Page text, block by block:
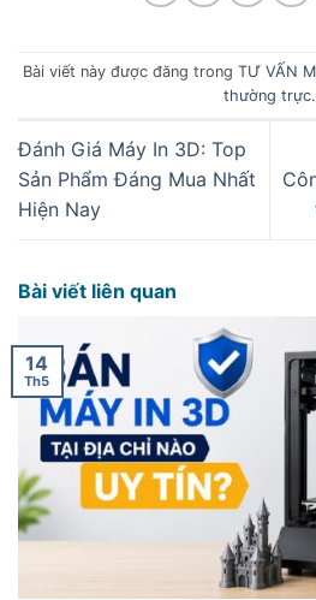
Bài viết này được đăng trong TƯ VẤN
thường trực.
Đánh Giá Máy In 3D: Top
Sản Phẩm Đáng Mua Nhất
Hiện Nay
Bài viết liên quan
14
Th5